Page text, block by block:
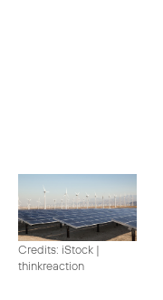
Credits: iStock |
thinkreaction